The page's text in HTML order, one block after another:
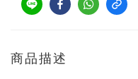
商品描述